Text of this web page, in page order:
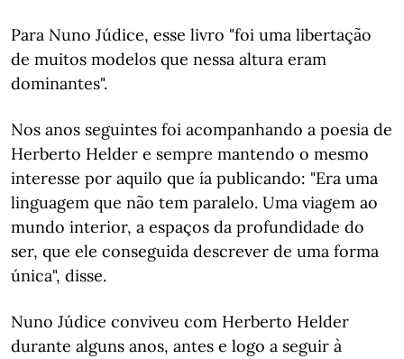
Para Nuno Júdice, esse livro "foi uma libertação
de muitos modelos que nessa altura eram
dominantes".
Nos anos seguintes foi acompanhando a poesia de
Herberto Helder e sempre mantendo o mesmo
interesse por aquilo que ía publicando: "Era uma
linguagem que não tem paralelo. Uma viagem ao
mundo interior, a espaços da profundidade do
ser, que ele conseguida descrever de uma forma
única", disse.
Nuno Júdice conviveu com Herberto Helder
durante alguns anos, antes e logo a seguir à